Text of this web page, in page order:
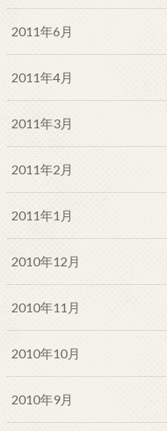
2011年6月
2011年4月
2011年3月
2011年2月
2011年1月
2010年12月
2010年11月
2010年10月
2010年9月